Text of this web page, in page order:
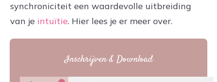
synchroniciteit een waardevolle uitbreiding
van je intuïtie. Hier lees je er meer over.
Inschrijven & Download